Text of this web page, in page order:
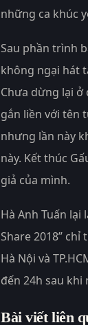
những ca khúc
Sau phần trình
không ngại hát
Chưa dừng lại ở
gắn liền với tên
nhưng lần này
này. Kết thúc
giả của mình.
Hà Anh Tuấn lại
Share 2018”
Hà Nội và
đến 24h sau khi
Bài viết liên